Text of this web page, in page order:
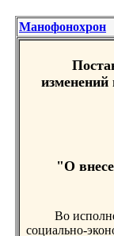
Манофонохрон
"О
Во
социально-